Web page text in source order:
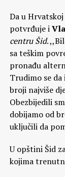
Da u
potvrđuje i
centru Šid.
sa teškim
pronađu
Trudimo se da
broji najviše
Obezbijedili
dobijamo od
uključili da
U opštini Šid
kojima